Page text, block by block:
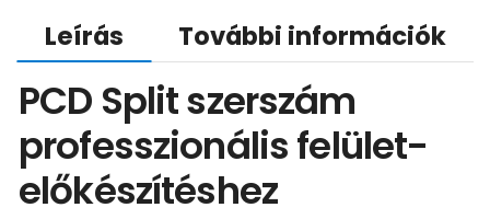
Leírás További információk
PCD Split szerszám
professzionális felület-
előkészítéshez